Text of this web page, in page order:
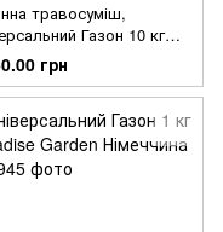
травосуміш,
Газон 10 кг
Garden Німеччина
грн